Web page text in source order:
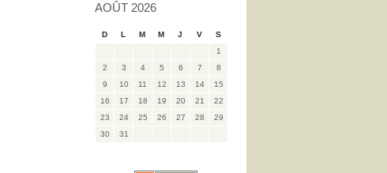
AOÛT 2026
D L M M J V
S
1
2
3 4 5 6 7
8
9
10 11 12 13 14
15
16
17 18 19 20 21
22
23
24 25 26 27 28
29
30
31